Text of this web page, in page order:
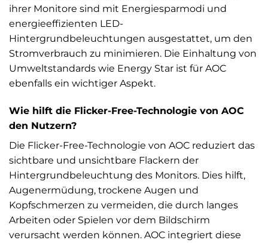
ihrer Monitore sind mit Energiesparmodi und
energieeffizienten LED-
Hintergrundbeleuchtungen ausgestattet, um den
Stromverbrauch zu minimieren. Die Einhaltung von
Umweltstandards wie Energy Star ist für AOC
ebenfalls ein wichtiger Aspekt.
Wie hilft die Flicker-Free-Technologie von AOC
den Nutzern?
Die Flicker-Free-Technologie von AOC reduziert das
sichtbare und unsichtbare Flackern der
Hintergrundbeleuchtung des Monitors. Dies hilft,
Augenermüdung, trockene Augen und
Kopfschmerzen zu vermeiden, die durch langes
Arbeiten oder Spielen vor dem Bildschirm
verursacht werden können. AOC integriert diese